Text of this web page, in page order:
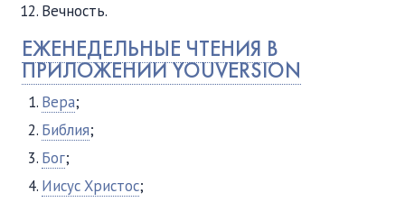
Вечность.
ЕЖЕНЕДЕЛЬНЫЕ ЧТЕНИЯ В
ПРИЛОЖЕНИИ YOUVERSION
Вера;
Библия;
Бог;
Иисус Христос;